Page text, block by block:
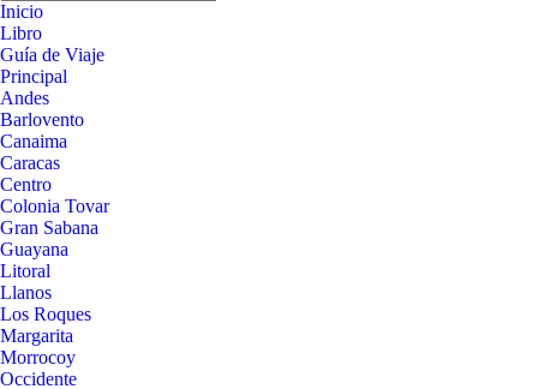
Inicio
Libro
Guía de Viaje
Principal
Andes
Barlovento
Canaima
Caracas
Centro
Colonia Tovar
Gran Sabana
Guayana
Litoral
Llanos
Los Roques
Margarita
Morrocoy
Occidente